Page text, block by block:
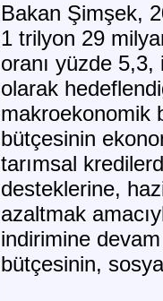
Bakan Şimşek,
1 trilyon 29
oranı yüzde
olarak
makroekonomik
bütçesinin
tarımsal
desteklerine,
azaltmak
indirimine
bütçesinin,